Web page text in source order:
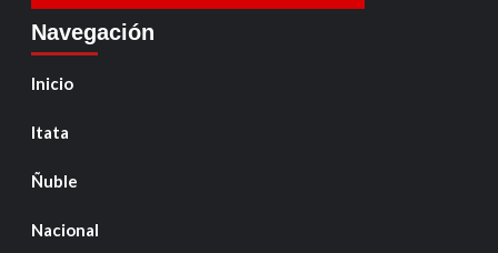
Navegación
Inicio
Itata
Ñuble
Nacional